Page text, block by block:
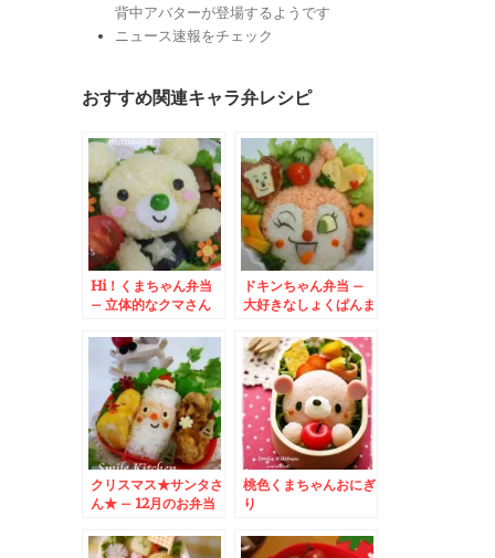
背中アバターが登場するようです
ニュース速報をチェック
おすすめ関連キャラ弁レシピ
Hi！くまちゃん弁当
– 立体的なクマさん
ドキンちゃん弁当 –
大好きなしょくぱんま
クリスマス★サンタさ
ん★ – 12月のお弁当
まり☆
桃色くまちゃんおにぎ
り